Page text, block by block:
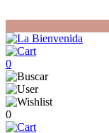
0
0